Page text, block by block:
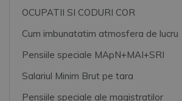
OCUPATII SI CODURI COR
Cum imbunatatim atmosfera de lucru
Pensiile speciale MApN+MAI+SRI
Salariul Minim Brut pe tara
Pensiile speciale ale magistratilor